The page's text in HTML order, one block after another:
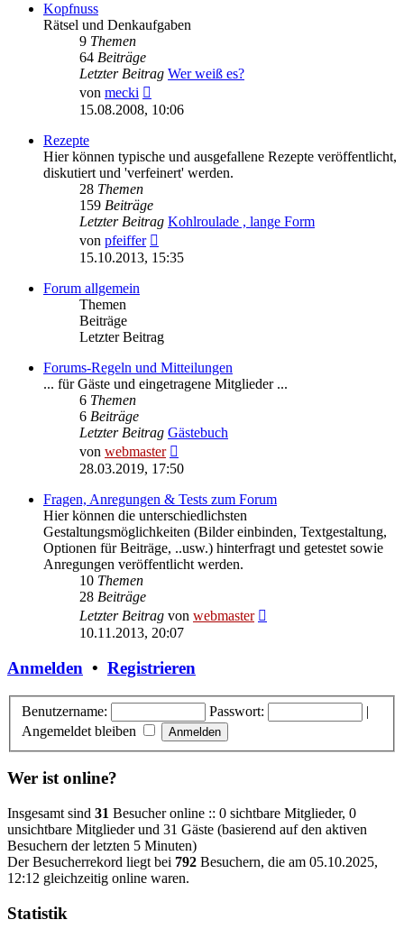
Kopfnuss
Rätsel und Denkaufgaben
9 Themen
64 Beiträge
Letzter Beitrag Wer weiß es?
von mecki
Beitrag
15.08.2008, 10:06
Rezepte
Hier können typische und ausgefallene Rezepte veröffentlicht,
diskutiert und 'verfeinert' werden.
28 Themen
159 Beiträge
Letzter Beitrag Kohlroulade , lange Form
von pfeiffer
Beitrag
15.10.2013, 15:35
Forum allgemein
Themen
Beiträge
Letzter Beitrag
Forums-Regeln und Mitteilungen
... für Gäste und eingetragene Mitglieder ...
6 Themen
6 Beiträge
Letzter Beitrag Gästebuch
von webmaster
Beitrag
28.03.2019, 17:50
Fragen, Anregungen & Tests zum Forum
Hier können die unterschiedlichsten
Gestaltungsmöglichkeiten (Bilder einbinden, Textgestaltung,
Optionen für Beiträge, ..usw.) hinterfragt und getestet sowie
Anregungen veröffentlicht werden.
10 Themen
28 Beiträge
Letzter Beitrag von webmaster
10.11.2013, 20:07
Anmelden • Registrieren
Benutzername: Passwort:
|
Angemeldet bleiben
Wer ist online?
Insgesamt sind 31 Besucher online :: 0 sichtbare Mitglieder, 0
unsichtbare Mitglieder und 31 Gäste (basierend auf den aktiven
Besuchern der letzten 5 Minuten)
Der Besucherrekord liegt bei 792 Besuchern, die am 05.10.2025,
12:12 gleichzeitig online waren.
Statistik